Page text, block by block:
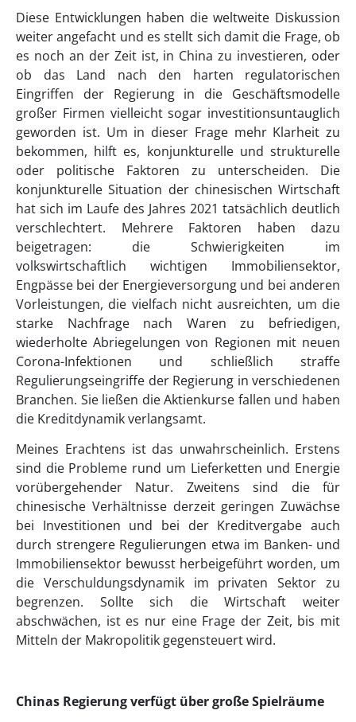
Diese Entwicklungen haben die weltweite Diskussion
weiter angefacht und es stellt sich damit die Frage, ob
es noch an der Zeit ist, in China zu investieren, oder
ob das Land nach den harten regulatorischen
Eingriffen der Regierung in die Geschäftsmodelle
großer Firmen vielleicht sogar investitionsuntauglich
geworden ist. Um in dieser Frage mehr Klarheit zu
bekommen, hilft es, konjunkturelle und strukturelle
oder politische Faktoren zu unterscheiden. Die
konjunkturelle Situation der chinesischen Wirtschaft
hat sich im Laufe des Jahres 2021 tatsächlich deutlich
verschlechtert. Mehrere Faktoren haben dazu
beigetragen: die Schwierigkeiten im
volkswirtschaftlich wichtigen Immobiliensektor,
Engpässe bei der Energieversorgung und bei anderen
Vorleistungen, die vielfach nicht ausreichten, um die
starke Nachfrage nach Waren zu befriedigen,
wiederholte Abriegelungen von Regionen mit neuen
Corona-Infektionen und schließlich straffe
Regulierungseingriffe der Regierung in verschiedenen
Branchen. Sie ließen die Aktienkurse fallen und haben
die Kreditdynamik verlangsamt.
Meines Erachtens ist das unwahrscheinlich. Erstens
sind die Probleme rund um Lieferketten und Energie
vorübergehender Natur. Zweitens sind die für
chinesische Verhältnisse derzeit geringen Zuwächse
bei Investitionen und bei der Kreditvergabe auch
durch strengere Regulierungen etwa im Banken- und
Immobiliensektor bewusst herbeigeführt worden, um
die Verschuldungsdynamik im privaten Sektor zu
begrenzen. Sollte sich die Wirtschaft weiter
abschwächen, ist es nur eine Frage der Zeit, bis mit
Mitteln der Makropolitik gegensteuert wird.
Chinas Regierung verfügt über große Spielräume